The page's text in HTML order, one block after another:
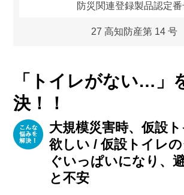
防災関連登録製品認定番
27 高知防産第 14 号
「トイレがない…」
決！！
大規模災害時、仮設
欲しい / 仮設トイレ
ぐいっぱいになり、
と不安